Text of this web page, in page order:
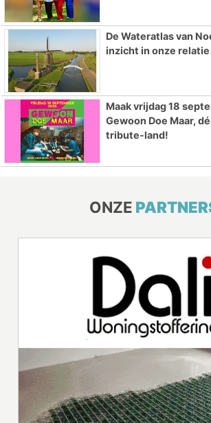
De Wateratlas van
inzicht in onze
Maak vrijdag 18
Gewoon Doe Maar,
tribute-land!
ONZE